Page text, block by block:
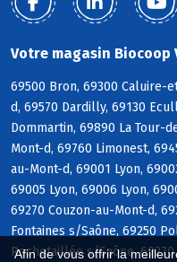
Afin de vous offrir la
Votre magasin Biocoop
69500 Bron, 69300 Caluire-
d, 69570 Dardilly, 69130
Dommartin, 69890 La Tour-
Mont-d, 69760 Limonest,
au-Mont-d, 69001 Lyon,
69005 Lyon, 69006 Lyon,
69270 Couzon-au-Mont-d,
Fontaines s/Saône, 69250
Rochetaillée s/Saône,